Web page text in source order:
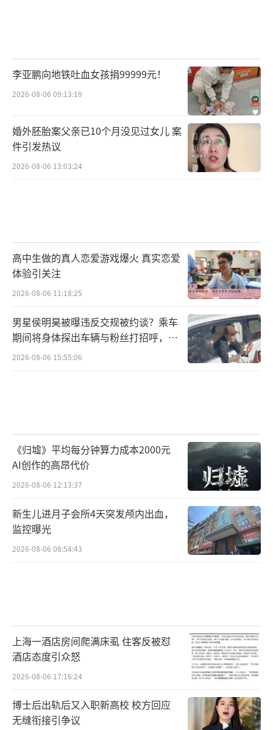
李亚鹏向地铁吐血女孩捐99999元！
2026-08-06 09:13:19
婚外胚胎案父亲已10个月没见过女儿 案
件引发热议
2026-08-06 13:03:24
高中生做的真人恋爱游戏爆火 真实恋爱
体验引关注
2026-08-06 11:18:25
男星侯明昊被曝违反交规被约谈？乘车
期间将身体探出车辆与粉丝打招呼，当
地交警回应
2026-08-06 15:55:06
《归墟》平均每分钟算力成本2000元
AI创作的高昂代价
2026-08-06 12:13:37
新生儿进月子会所4天突发颅内出血，
监控曝光
2026-08-06 08:54:43
上海一酒店房间爬满床虱 住客反被怼
酒店态度引众怒
2026-08-06 17:16:24
博士后出轨后又入职新高校 校方回应
无缝衔接引争议